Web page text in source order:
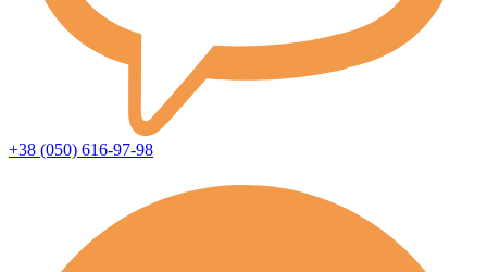
+38 (050) 616-97-98